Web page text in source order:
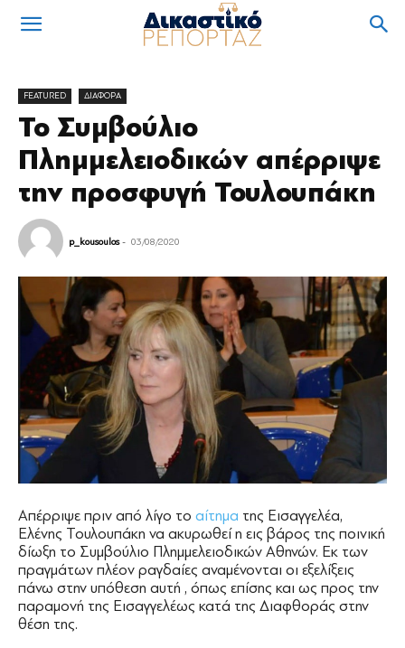
FEATURED ΔΙΑΦΟΡΑ
Το Συμβούλιο
Πλημμελειοδικών απέρριψε
την προσφυγή Τουλουπάκη
p_kousoulos - 03/08/2020
Απέρριψε πριν από λίγο το αίτημα της Εισαγγελέα,
Ελένης Τουλουπάκη να ακυρωθεί η εις βάρος της ποινική
δίωξη το Συμβούλιο Πλημμελειοδικών Αθηνών. Εκ των
πραγμάτων πλέον ραγδαίες αναμένονται οι εξελίξεις
πάνω στην υπόθεση αυτή , όπως επίσης και ως προς την
παραμονή της Εισαγγελέως κατά της Διαφθοράς στην
θέση της.